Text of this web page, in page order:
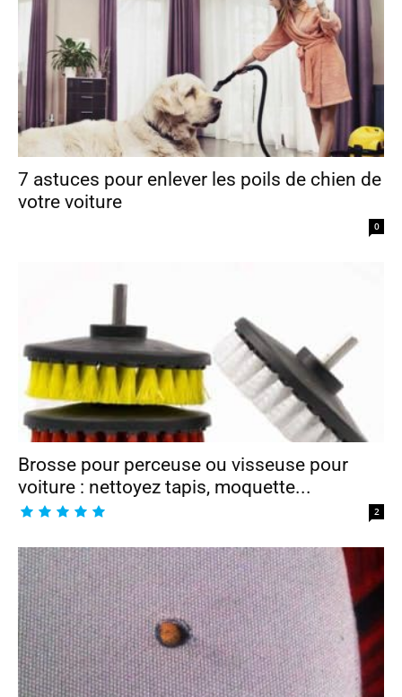
7 astuces pour enlever les poils de chien de
votre voiture
0
Brosse pour perceuse ou visseuse pour
voiture : nettoyez tapis, moquette...
2